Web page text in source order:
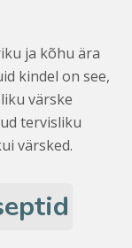
ja kõhu ära
kindel on see,
värske
tervisliku
värsked.